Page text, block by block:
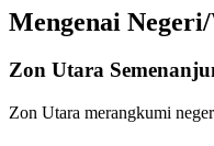
Mengenai
Zon Utara
Zon Utara merangkumi